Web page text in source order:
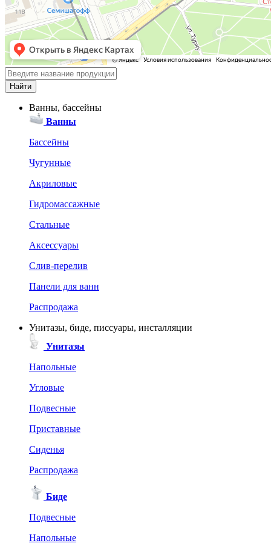
Ванны, бассейны
Ванны
Бассейны
Чугунные
Акриловые
Гидромассажные
Стальные
Аксессуары
Слив-перелив
Панели для ванн
Распродажа
Унитазы, биде, писсуары, инсталляции
Унитазы
Напольные
Угловые
Подвесные
Приставные
Сиденья
Распродажа
Биде
Подвесные
Напольные